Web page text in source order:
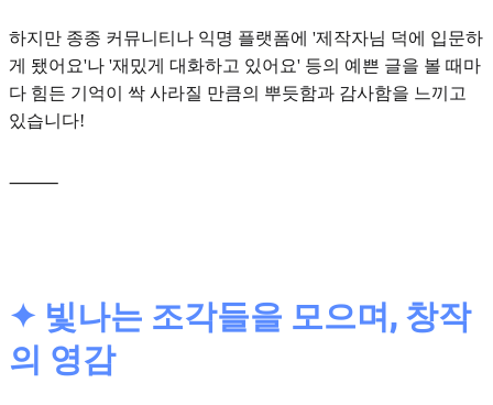
하지만 종종 커뮤니티나 익명 플랫폼에 '제작자님 덕에 입문하
게 됐어요'나 '재밌게 대화하고 있어요' 등의 예쁜 글을 볼 때마
다 힘든 기억이 싹 사라질 만큼의 뿌듯함과 감사함을 느끼고
있습니다!
⸻
✦ 빛나는 조각들을 모으며, 창작
의 영감